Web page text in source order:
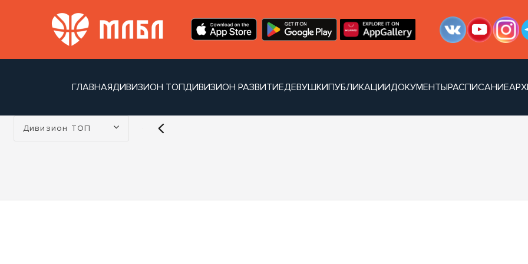
ГЛАВНАЯДИВИЗИОН ТОПДИВИЗИОН РАЗВИТИЕДЕВУШКИПУБЛИКАЦИИДОКУМЕНТЫРАСПИСАНИЕ
Турнир:
Дивизион ТОП